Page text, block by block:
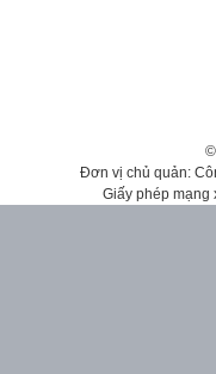
Đơn vị chủ quản:
Giấy phép mạng